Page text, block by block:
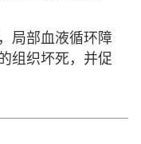
局部血液循环障
组织坏死，并促